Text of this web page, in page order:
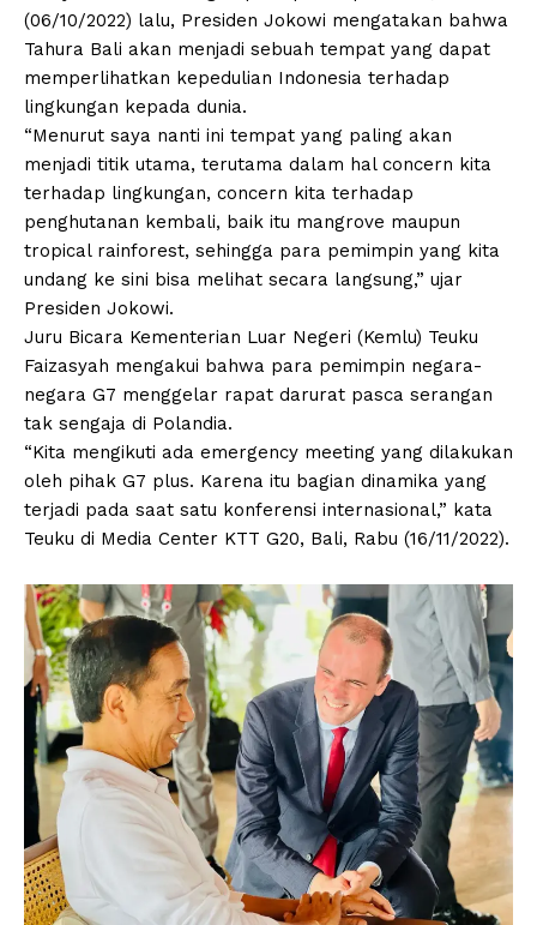
(06/10/2022) lalu, Presiden Jokowi mengatakan bahwa
Tahura Bali akan menjadi sebuah tempat yang dapat
memperlihatkan kepedulian Indonesia terhadap
lingkungan kepada dunia.
“Menurut saya nanti ini tempat yang paling akan
menjadi titik utama, terutama dalam hal concern kita
terhadap lingkungan, concern kita terhadap
penghutanan kembali, baik itu mangrove maupun
tropical rainforest, sehingga para pemimpin yang kita
undang ke sini bisa melihat secara langsung,” ujar
Presiden Jokowi.
Juru Bicara Kementerian Luar Negeri (Kemlu) Teuku
Faizasyah mengakui bahwa para pemimpin negara-
negara G7 menggelar rapat darurat pasca serangan
tak sengaja di Polandia.
“Kita mengikuti ada emergency meeting yang dilakukan
oleh pihak G7 plus. Karena itu bagian dinamika yang
terjadi pada saat satu konferensi internasional,” kata
Teuku di Media Center KTT G20, Bali, Rabu (16/11/2022).